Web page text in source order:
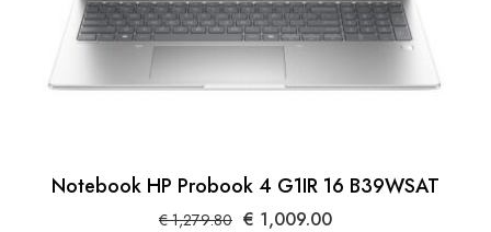
Notebook HP Probook 4 G1IR 16 B39WSAT
€1,279.80 Il
€ 1,009.00Il